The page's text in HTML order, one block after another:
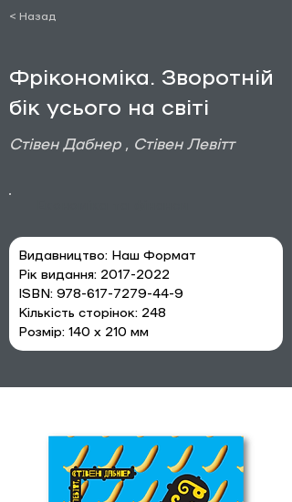
< Назад
Фрікономіка. Зворотній
бік усього на світі
Стівен Дабнер , Стівен Левітт
Видавництво: Наш Формат
Рік видання: 2017-2022
ISBN: 978-617-7279-44-9
Кількість сторінок: 248
Розмір: 140 х 210 мм